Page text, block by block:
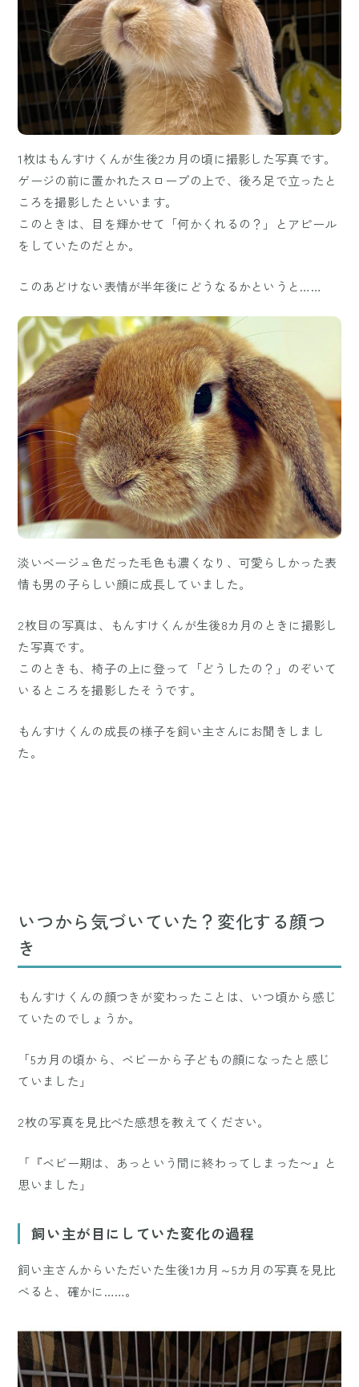
1枚はもんすけくんが生後2カ月の頃に撮影した写真です。
ゲージの前に置かれたスロープの上で、後ろ足で立ったと
ころを撮影したといいます。
このときは、目を輝かせて「何かくれるの？」とアピール
をしていたのだとか。
このあどけない表情が半年後にどうなるかというと……
淡いベージュ色だった毛色も濃くなり、可愛らしかった表
情も男の子らしい顔に成長していました。
2枚目の写真は、もんすけくんが生後8カ月のときに撮影し
た写真です。
このときも、椅子の上に登って「どうしたの？」のぞいて
いるところを撮影したそうです。
もんすけくんの成長の様子を飼い主さんにお聞きしまし
た。
いつから気づいていた？変化する顔つ
き
もんすけくんの顔つきが変わったことは、いつ頃から感じ
ていたのでしょうか。
「5カ月の頃から、ベビーから子どもの顔になったと感じ
ていました」
2枚の写真を見比べた感想を教えてください。
「『ベビー期は、あっという間に終わってしまった〜』と
思いました」
飼い主が目にしていた変化の過程
飼い主さんからいただいた生後1カ月～5カ月の写真を見比
べると、確かに……。